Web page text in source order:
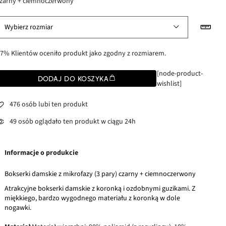
Wybierz rozmiar
Klientów oceniło produkt jako zgodny z rozmiarem.
DODAJ DO KOSZYKA
[node-product-
wishlist]
476 osób lubi ten produkt
49 osób oglądało ten produkt w ciągu 24h
Informacje o produkcie
Bokserki damskie z mikrofazy (3 pary) czarny + ciemnoczerwony
Atrakcyjne bokserki damskie z koronką i ozdobnymi guzikami. Z
miękkiego, bardzo wygodnego materiału z koronką w dole
nogawki.